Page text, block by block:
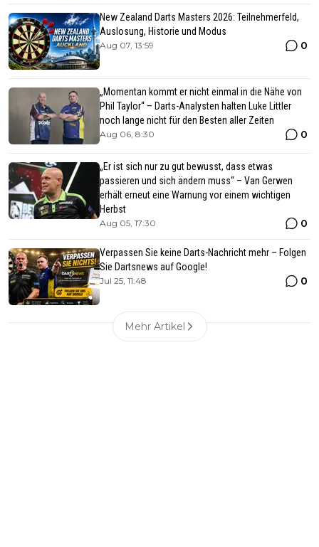
New Zealand Darts Masters 2026: Teilnehmerfeld,
Auslosung, Historie und Modus
Aug 07, 13:59 0
„Momentan kommt er nicht einmal in die Nähe von
Phil Taylor“ – Darts-Analysten halten Luke Littler
noch lange nicht für den Besten aller Zeiten
Aug 06, 8:30 0
„Er ist sich nur zu gut bewusst, dass etwas
passieren und sich ändern muss“ – Van Gerwen
erhält erneut eine Warnung vor einem wichtigen
Herbst
Aug 05, 17:30 0
Verpassen Sie keine Darts-Nachricht mehr – Folgen
Sie Dartsnews auf Google!
Jul 25, 11:48 0
Mehr Artikel